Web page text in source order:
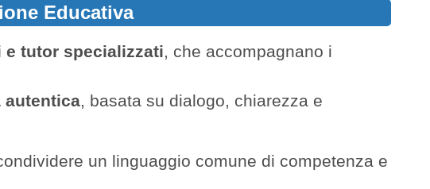
Educativa
e tutor specializzati , che accompagnano i
autentica , basata su dialogo, chiarezza e
un linguaggio comune di competenza e